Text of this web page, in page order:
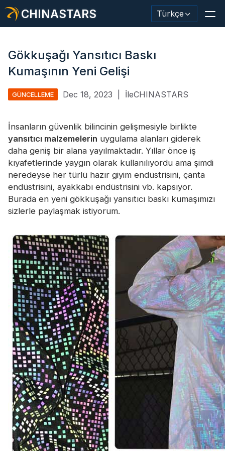
CHINASTARS Türkçe
Güvenlik Kıyafetleri
Karanlıkta Parlayan Malzeme
Endüstriyel Yıkama Trimi
CHINASTARS Hakkında
Yeni ürün
Sertifika
Katalog
Video
Temas etmek
Gökkuşağı Yansıtıcı Baskı
Kumaşının Yeni Gelişi
GÜNCELLEME Dec 18, 2023 İleCHINASTARS
İnsanların güvenlik bilincinin gelişmesiyle birlikte
yansıtıcı malzemelerin uygulama alanları giderek
daha geniş bir alana yayılmaktadır. Yıllar önce iş
kıyafetlerinde yaygın olarak kullanılıyordu ama şimdi
neredeyse her türlü hazır giyim endüstrisini, çanta
endüstrisini, ayakkabı endüstrisini vb. kapsıyor.
Burada en yeni gökkuşağı yansıtıcı baskı kumaşımızı
sizlerle paylaşmak istiyorum.